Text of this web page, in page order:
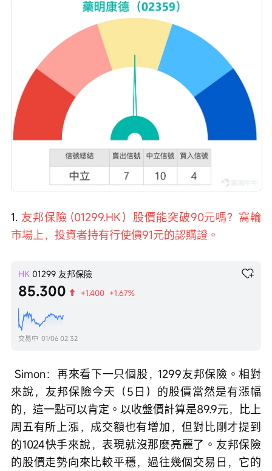
1. 友邦保險 (01299.HK）股價能突破90元嗎？窩輪
市場上，投資者持有行使價91元的認購證。
HK 01299 友邦保險
85.300 +1.400 +1.67%
交易中 01/06 02:32
來說，友邦保險今天（5日）的股價當然是有漲幅
的，這一點可以肯定。以收盤價計算是89.9元，比上
周五有所上漲，成交額也有增加，但對比剛才提到
的1024快手來說，表現就沒那麼亮麗了。友邦保險
的股價走勢向來比較平穩，過往幾個交易日，它的